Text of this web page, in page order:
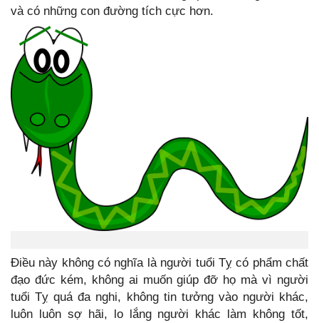
và có những con đường tích cực hơn.
Điều này không có nghĩa là người tuổi Tỵ có phẩm chất
đạo đức kém, không ai muốn giúp đỡ họ mà vì người
tuổi Tỵ quá đa nghi, không tin tưởng vào người khác,
luôn luôn sợ hãi, lo lắng người khác làm không tốt,